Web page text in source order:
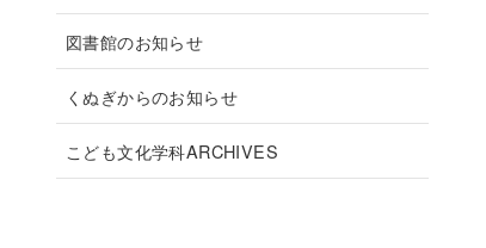
図書館のお知らせ
くぬぎからのお知らせ
こども文化学科ARCHIVES